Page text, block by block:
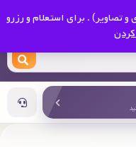
تصاویر) . برای استعلام و رزرو